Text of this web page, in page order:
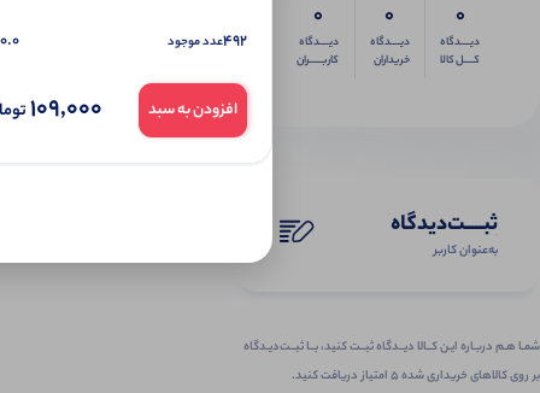
0
دیــــدگاه
کــــل کالا
0
دیــــدگاه
خریداران
0
دیــــدگاه
کاربـــــران
ثبـــــت‌دیدگاه
به‌عنوان کاربر
شمـا هـم دربـاره ایـن کــالا دیــدگاه ثبــت کنید، بــا ثبــت‌دیـدگاه
بر روی کالاهای خریداری شده ۵ امتیاز دریافت کنید.
492عدد موجود 0.0
افزودن به سبد 109,000